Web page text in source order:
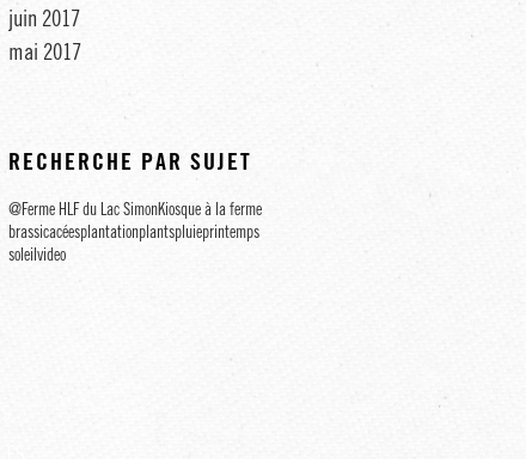
juin 2017
mai 2017
RECHERCHE PAR SUJET
@Ferme HLF du Lac SimonKiosque à la ferme
brassicacéesplantationplantspluieprintemps
soleilvideo